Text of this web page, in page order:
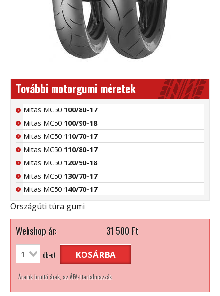
További motorgumi méretek
Mitas MC50 100/80-17
Mitas MC50 100/90-18
Mitas MC50 110/70-17
Mitas MC50 110/80-17
Mitas MC50 120/90-18
Mitas MC50 130/70-17
Mitas MC50 140/70-17
Országúti túra gumi
Webshop ár: 31 500Ft
db-ot KOSÁRBA
Áraink bruttó árak, az ÁFA-t tartalmazzák.